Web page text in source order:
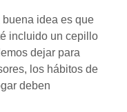
idea es que
incluido un cepillo
dejar para
los hábitos de
deben